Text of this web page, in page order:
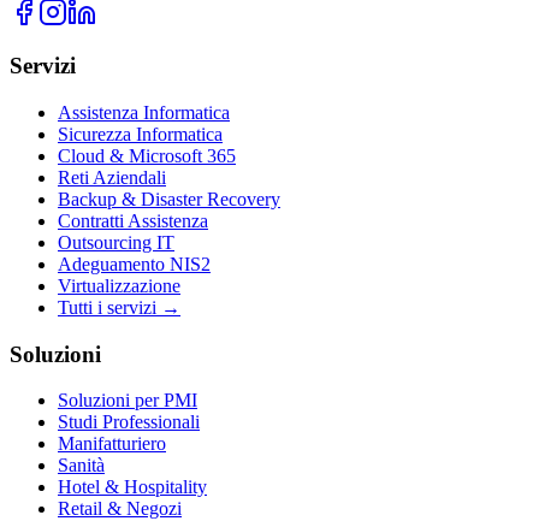
Servizi
Assistenza Informatica
Sicurezza Informatica
Cloud & Microsoft 365
Reti Aziendali
Backup & Disaster Recovery
Contratti Assistenza
Outsourcing IT
Adeguamento NIS2
Virtualizzazione
Tutti i servizi →
Soluzioni
Soluzioni per PMI
Studi Professionali
Manifatturiero
Sanità
Hotel & Hospitality
Retail & Negozi